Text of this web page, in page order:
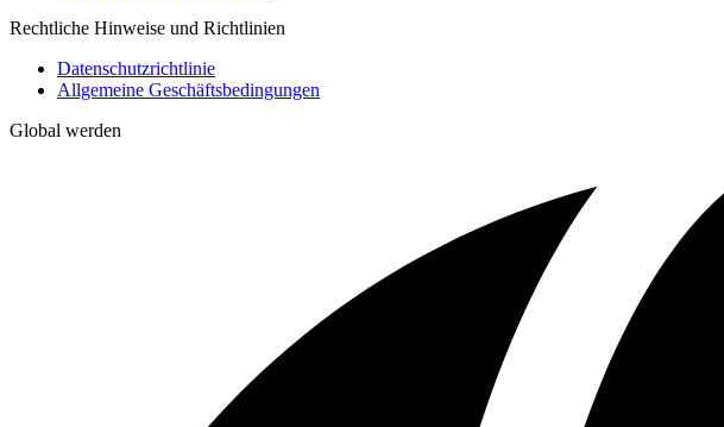
Rechtliche Hinweise und Richtlinien
Datenschutzrichtlinie
Allgemeine Geschäftsbedingungen
Global werden